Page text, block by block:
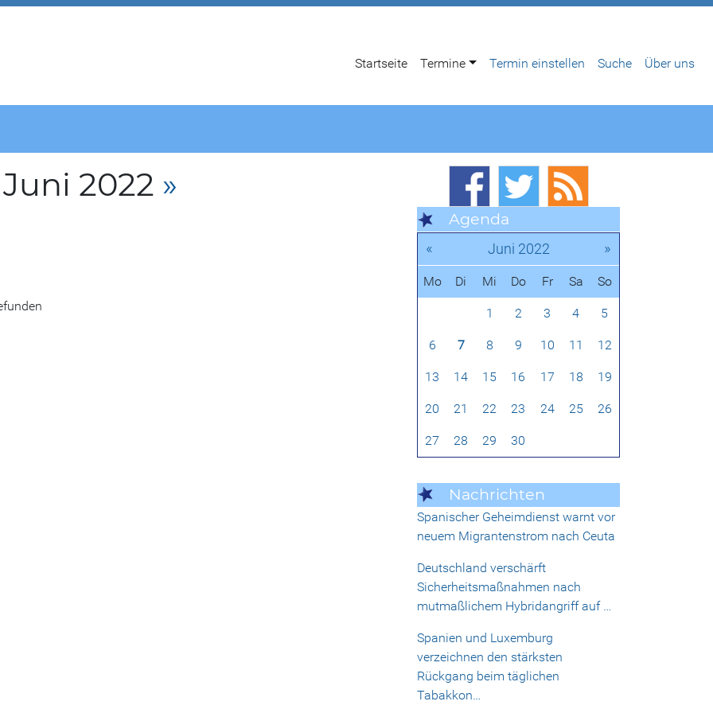
Startseite Termine Termin einstellen Suche Über uns
2022 »
Agenda
« Juni 2022 »
Mo Di Mi Do Fr Sa So
1 2 3 4 5
6 7 8 9 10 11 12
13 14 15 16 17 18 19
20 21 22 23 24 25 26
27 28 29 30
Nachrichten
Spanischer Geheimdienst warnt vor
neuem Migrantenstrom nach Ceuta
Deutschland verschärft
Sicherheitsmaßnahmen nach
mutmaßlichem Hybridangriff auf …
Spanien und Luxemburg
verzeichnen den stärksten
Rückgang beim täglichen
Tabakkon…